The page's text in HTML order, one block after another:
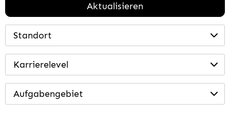
Aktualisieren
Standort
Karrierelevel
Aufgabengebiet